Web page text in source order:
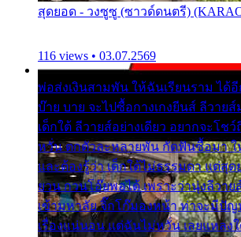
สุดยอด - วงซูซู (ซาวด์ดนตรี)
116 views • 03.07.2569
พ่อส่งเงินสามพัน ให้ฉันเรียนราม ได้
บ๊าย บาย จะไปซื้อกางเกงยีนส์ ลีวายส์
เด็กใต้ ลีวายส์อย่างเดียว อยากจะโช
หวั่น ตกตัวละหลายพัน กัดฟันซื้อมา ใ
และต้องรู้ว่า เด็กใต้ไม่ธรรมดา แต่สุด
ยวน กวนโอ๊ยพอได้ เพราะว่านุ่งลีวาย
เข้ามหาลัย จิ๊กโก๊มองหน้า ท่าจะมีปัญ
เรื่องแน่นอน แต่ฉันไม่หวั่น เลยแหลง